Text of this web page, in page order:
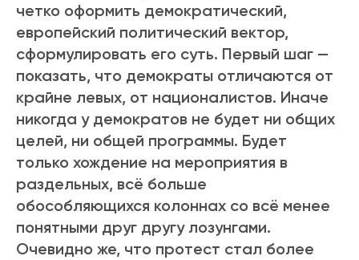
четко оформить демократический,
европейский политический вектор,
сформулировать его суть. Первый шаг —
показать, что демократы отличаются от
крайне левых, от националистов. Иначе
никогда у демократов не будет ни общих
целей, ни общей программы. Будет
только хождение на мероприятия в
раздельных, всё больше
обособляющихся колоннах со всё менее
понятными друг другу лозунгами.
Очевидно же, что протест стал более